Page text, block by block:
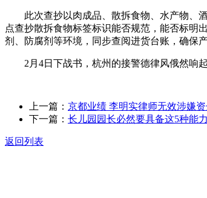
此次查抄以肉成品、散拆食物、水产物、酒
点查抄散拆食物标签标识能否规范，能否标明
剂、防腐剂等环境，同步查阅进货台账，确保
2月4日下战书，杭州的接警德律风俄然响起
上一篇： 京都业绩 李明实律师无效涉嫌
下一篇： 长儿园园长必然要具备这5种能力
返回列表